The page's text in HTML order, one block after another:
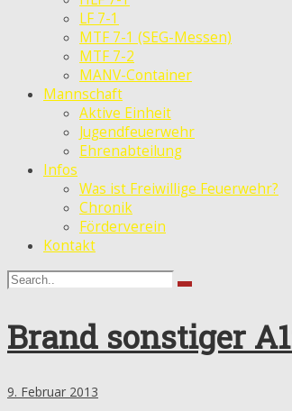
LF 7-1
MTF 7-1 (SEG-Messen)
MTF 7-2
MANV-Container
Mannschaft
Aktive Einheit
Jugendfeuerwehr
Ehrenabteilung
Infos
Was ist Freiwillige Feuerwehr?
Chronik
Förderverein
Kontakt
Brand sonstiger
9. Februar 2013